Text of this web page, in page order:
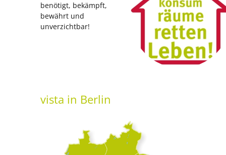
benötigt, bekämpft,
bewährt und
unverzichtbar!
vista in Berlin